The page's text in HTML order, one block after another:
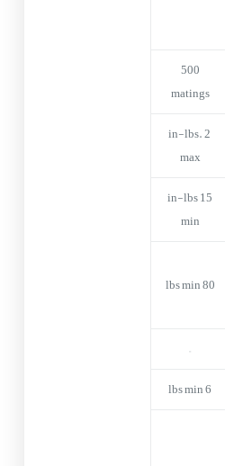
500
matings
2 in-lbs.
max
15 in-lbs
min
80 lbs min
–
6 lbs min